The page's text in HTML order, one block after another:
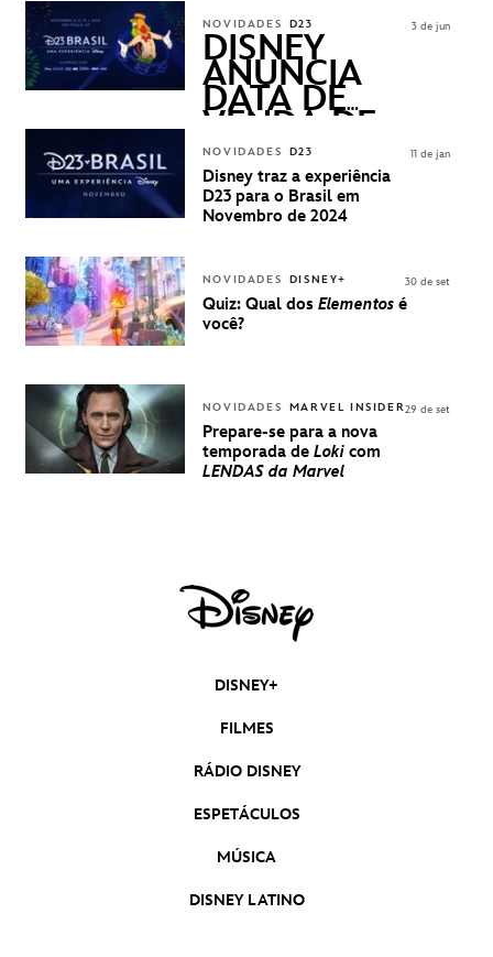
ASKED
QUESTIONS)
NOVIDADES D23
DISNEY
ANUNCIA
DATA DE
VENDA DE
INGRESSOS
PARA A D23
BRASIL -
UMA
DISNEY
3 de jun
NOVIDADES D23
Disney traz a experiência
D23 para o Brasil em
Novembro de 2024
11 de jan
NOVIDADES DISNEY+
Quiz: Qual dos Elementos é
você?
30 de set
NOVIDADES MARVEL INSIDER
Prepare-se para a nova
temporada de Loki com
LENDAS da Marvel
29 de set
DISNEY+
FILMES
RÁDIO DISNEY
ESPETÁCULOS
MÚSICA
DISNEY LATINO